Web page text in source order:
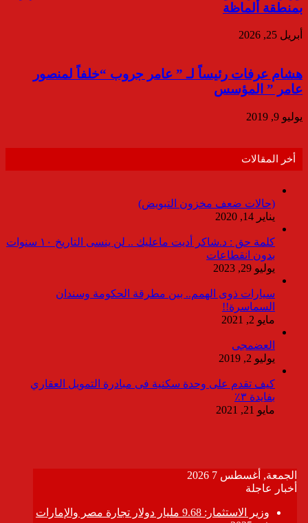
بمنطقة ألماظة
أبريل 25, 2026
هشام عرفات رئيساً لـ ” عامر جروب “خلفاً لمنصور
عامر ” المؤسس
يوليو 9, 2019
أخر المقالات
(حالات ضعف مخزون التبويض)
يناير 14, 2020
كلمة حق : د.شاكر أديت ماعليك .. لن ينسى التاريخ ١٠ سنوات
بدون انقطاعات
يوليو 29, 2023
سيارات ذوى الهمم.. بين مطرقة الحكومة وسندان
السماسرة!!
مايو 2, 2021
العضمجى
يوليو 2, 2019
كيف تقدم على وحدة سكنية فى مبادرة التمويل العقاري
بفايدة ٣٪
مايو 21, 2021